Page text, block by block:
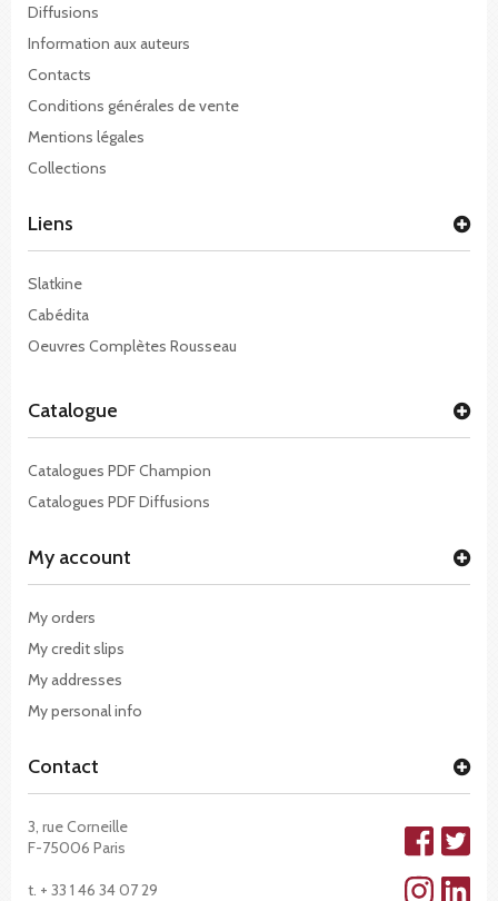
Diffusions
Information aux auteurs
Contacts
Conditions générales de vente
Mentions légales
Collections
Liens
Slatkine
Cabédita
Oeuvres Complètes Rousseau
Catalogue
Catalogues PDF Champion
Catalogues PDF Diffusions
My account
My orders
My credit slips
My addresses
My personal info
Contact
3, rue Corneille
F-75006 Paris
t. + 33 1 46 34 07 29